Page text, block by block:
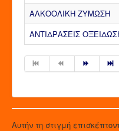
ΑΛΚΟΟΛΙΚΗ ΖΥΜΩΣΗ
ΑΝΤΙΔΡΑΣΕΙΣ
Αυτήν τη στιγμή